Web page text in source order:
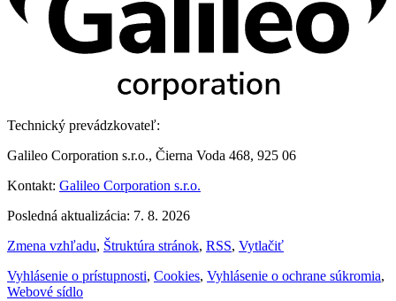
Technický prevádzkovateľ:
Galileo Corporation s.r.o., Čierna Voda 468, 925 06
Kontakt: Galileo Corporation s.r.o.
Posledná aktualizácia: 7. 8. 2026
Zmena vzhľadu, Štruktúra stránok, RSS, Vytlačiť
Vyhlásenie o prístupnosti, Cookies, Vyhlásenie o ochrane súkromia,
Webové sídlo